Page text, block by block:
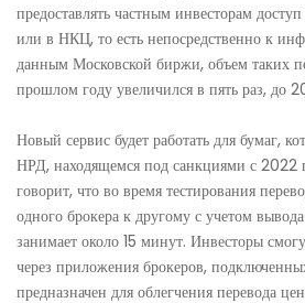
предоставлять частным инвесторам
или в НКЦ, то есть непосредственно к
данным Московской биржи, объем таких
прошлом году увеличился в пять раз, до
Новый сервис будет работать для бумаг,
НРД, находящемся под санкциями с 2022
говорит, что во время тестирования
одного брокера к другому с учетом
занимает около 15 минут. Инвесторы
через приложения брокеров,
предназначен для облегчения перевода